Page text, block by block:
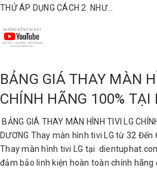
THỬ ÁP DỤNG CÁCH 2 NHƯ...
BẢNG GIÁ THAY MÀN
CHÍNH HÃNG 100% TẠI
BẢNG GIÁ THAY MÀN HÌNH TIVI LG
DƯƠNG Thay màn hình tivi LG từ 32 Đến
Thay màn hình tivi LG tại
đảm bảo linh kiện hoàn toàn chính